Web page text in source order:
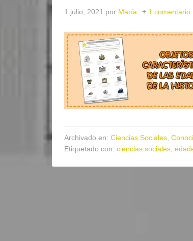
1 julio, 2021 por María 1 comentario
Archivado en: Ciencias Sociales
Etiquetado con: ciencias sociales